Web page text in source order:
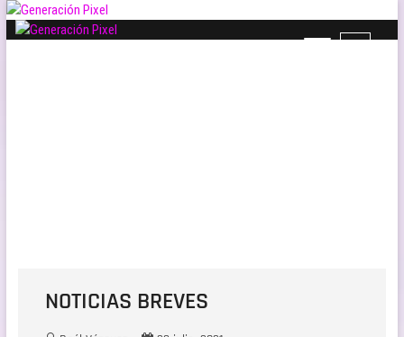
Saltar
B
NOTICIAS BREVES